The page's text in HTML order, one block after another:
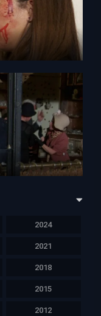
2024
2021
2018
2015
2012